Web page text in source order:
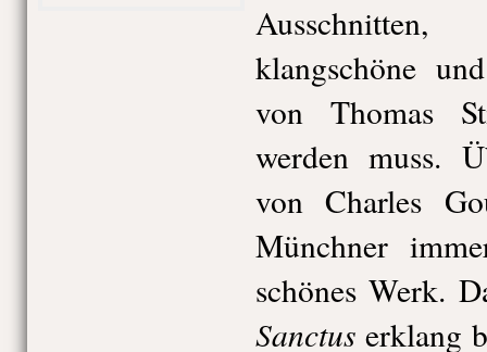
klangschöne
von Thomas
werden muss.
von Charles
Münchner
schönes Werk.
Sanctuserklang